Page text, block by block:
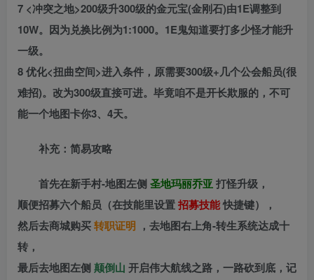
7 <冲突之地>200级升300级的金元宝(金刚石)由1E调整到
10W。因为兑换比例为1:1000。1E鬼知道要打多少怪才能升
一级。
8 优化<扭曲空间>进入条件，原需要300级+几个公会船员(很
难招)。改为300级直接可进。毕竟咱不是开长欺服的，不可
能一个地图卡你3、4天。
补充：简易攻略
首先在新手村-地图左侧圣地玛丽乔亚打怪升级，
顺便招募六个船员（在技能里设置招募技能快捷键），
然后去商城购买转职证明 ，去地图右上角-转生系统达成十
转，
最后去地图左侧颠倒山 开启伟大航线之路，一路砍到底，记